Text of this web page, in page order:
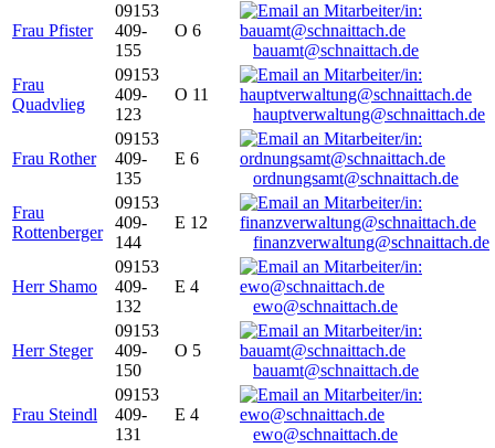
Frau Pfister
09153
409-
155
O 6
bauamt@schnaittach.de
Frau
Quadvlieg
09153
409-
123
O 11
hauptverwaltung@schnaittach.de
Frau Rother
09153
409-
135
E 6
ordnungsamt@schnaittach.de
Frau
Rottenberger
09153
409-
144
E 12
finanzverwaltung@schnaittach.de
Herr Shamo
09153
409-
132
E 4
ewo@schnaittach.de
Herr Steger
09153
409-
150
O 5
bauamt@schnaittach.de
Frau Steindl
09153
409-
131
E 4
ewo@schnaittach.de